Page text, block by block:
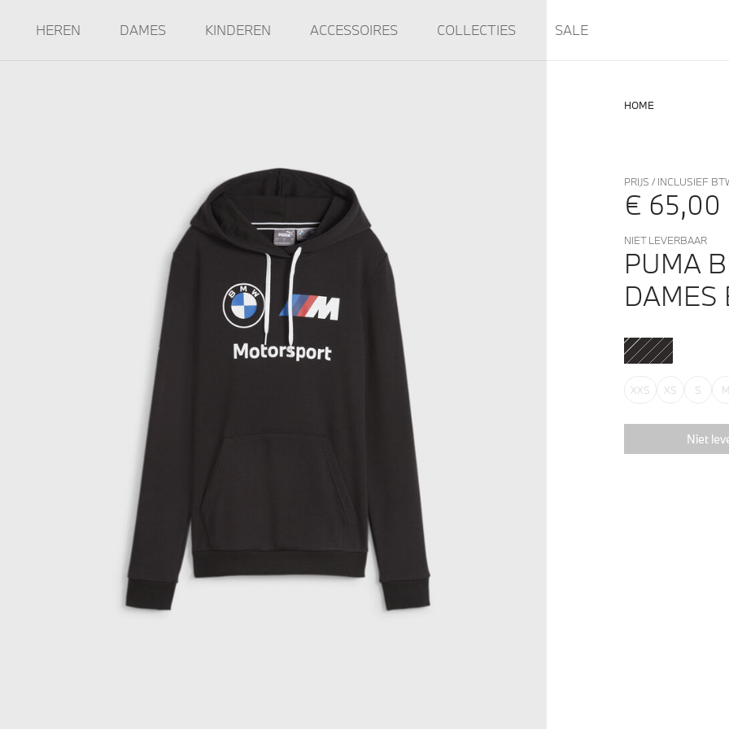
HEREN DAMES KINDEREN ACCESSOIRES COLLECTIES SALE
HOME
PRIJS / INCLUSIEF
€ 65,00
NIET LEVERBAAR
PUMA
DAMES
XXS XS S M
Niet